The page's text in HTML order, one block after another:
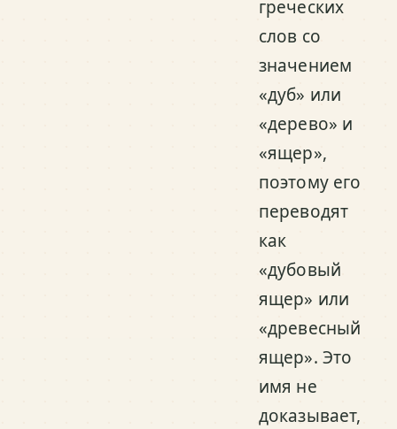
греческих
слов со
значением
«дуб» или
«дерево» и
«ящер»,
поэтому его
переводят
как
«дубовый
ящер» или
«древесный
ящер». Это
имя не
доказывает,